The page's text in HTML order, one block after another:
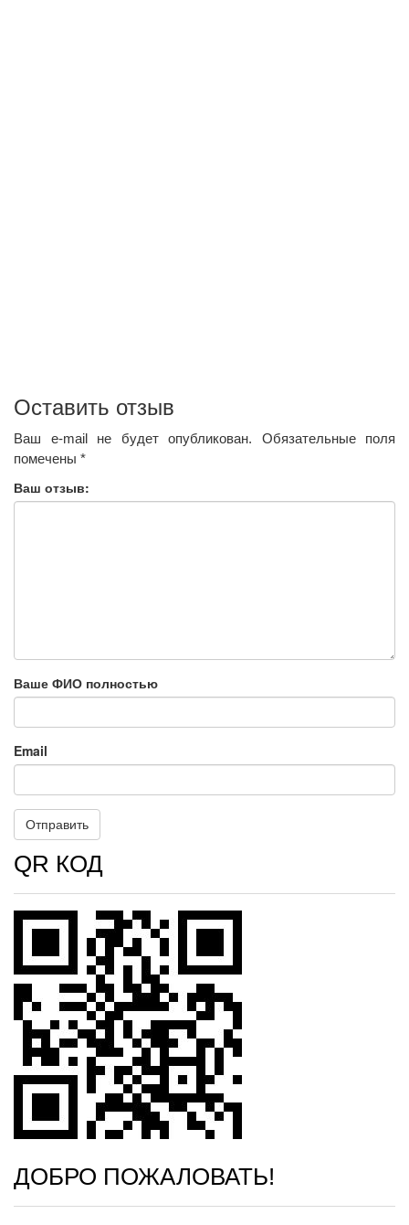
Оставить отзыв
Ваш e-mail не будет опубликован. Обязательные поля
помечены *
Ваш отзыв:
Ваше ФИО полностью
Email
QR КОД
ДОБРО ПОЖАЛОВАТЬ!